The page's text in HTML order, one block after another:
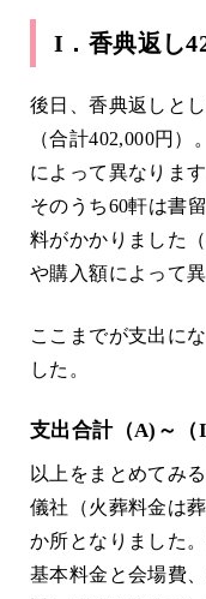
I．香典返し
後日、香典返しと
（合計402,000円
によって異なりま
そのうち60軒は書
料がかかりました
や購入額によって
ここまでが支出に
した。
支出合計（A)～（
以上をまとめてみ
儀社（火葬料金は
か所となりました
基本料金と会場費